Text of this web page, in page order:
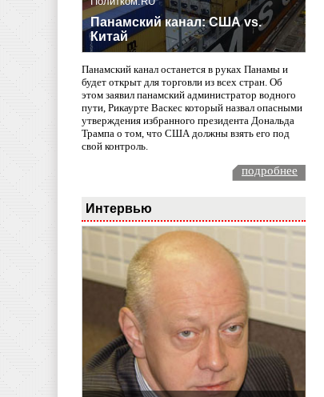
Панамский канал: США vs.
Китай
Панамский канал останется в руках Панамы и
будет открыт для торговли из всех стран. Об
этом заявил панамский администратор водного
пути, Рикаурте Васкес который назвал опасными
утверждения избранного президента Дональда
Трампа о том, что США должны взять его под
свой контроль.
подробнее
Интервью